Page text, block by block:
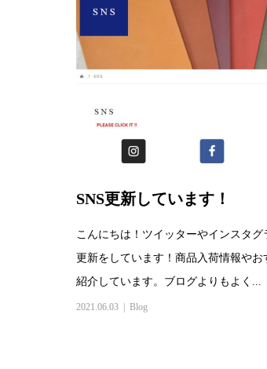
SNS更新しています！
こんにちは！ツイッターやインスタグ
更新をしています！商品入荷情報やお
紹介しています。ブログよりもよく...
2021.06.03 Blog